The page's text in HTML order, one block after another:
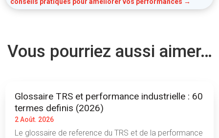
Vous pourriez aussi aimer…
Glossaire TRS et performance industrielle : 60
termes definis (2026)
2 Août. 2026
Le glossaire de reference du TRS et de la performance